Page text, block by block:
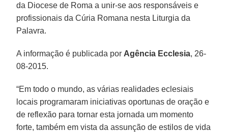
da Diocese de Roma a unir-se aos responsáveis e
profissionais da Cúria Romana nesta Liturgia da
Palavra.
A informação é publicada por Agência Ecclesia, 26-
08-2015.
“Em todo o mundo, as várias realidades eclesiais
locais programaram iniciativas oportunas de oração e
de reflexão para tornar esta jornada um momento
forte, também em vista da assunção de estilos de vida